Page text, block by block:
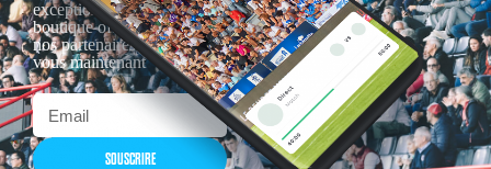
exceptionnelles dans la
boutique officielles & chez
nos partenaires… Inscrivez-
vous maintenant
SOUSCRIRE